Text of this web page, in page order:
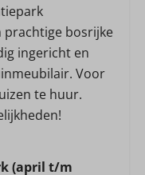
prachtige bosrijke
ingericht en
Voor
te huur.
(april t/m